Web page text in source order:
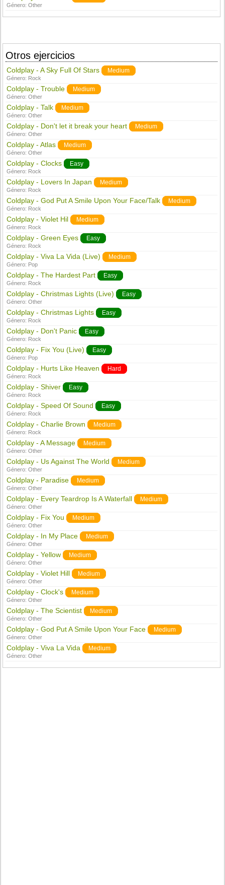
Género:Other
Otros ejercicios
Coldplay - A Sky Full Of Stars Medium
Género: Rock
Coldplay - Trouble Medium
Género:Other
Coldplay - Talk Medium
Género:Other
Coldplay - Don't let it break your heart Medium
Género:Other
Coldplay - Atlas Medium
Género:Other
Coldplay - Clocks Easy
Género: Rock
Coldplay - Lovers In Japan Medium
Género: Rock
Coldplay - God Put A Smile Upon Your Face/Talk Medium
Género: Rock
Coldplay - Violet Hil Medium
Género: Rock
Coldplay - Green Eyes Easy
Género: Rock
Coldplay - Viva La Vida (Live) Medium
Género: Pop
Coldplay - The Hardest Part Easy
Género: Rock
Coldplay - Christmas Lights (Live) Easy
Género:Other
Coldplay - Christmas Lights Easy
Género: Rock
Coldplay - Don't Panic Easy
Género: Rock
Coldplay - Fix You (Live) Easy
Género: Pop
Coldplay - Hurts Like Heaven Hard
Género: Rock
Coldplay - Shiver Easy
Género: Rock
Coldplay - Speed Of Sound Easy
Género: Rock
Coldplay - Charlie Brown Medium
Género: Rock
Coldplay - A Message Medium
Género:Other
Coldplay - Us Against The World Medium
Género:Other
Coldplay - Paradise Medium
Género:Other
Coldplay - Every Teardrop Is A Waterfall Medium
Género:Other
Coldplay - Fix You Medium
Género:Other
Coldplay - In My Place Medium
Género:Other
Coldplay - Yellow Medium
Género:Other
Coldplay - Violet Hill Medium
Género:Other
Coldplay - Clock's Medium
Género:Other
Coldplay - The Scientist Medium
Género:Other
Coldplay - God Put A Smile Upon Your Face Medium
Género:Other
Coldplay - Viva La Vida Medium
Género:Other